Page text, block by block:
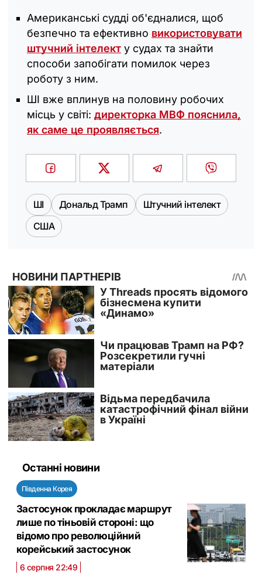
Американські судді об'єдналися, щоб
безпечно та ефективно використовувати
штучний інтелект у судах та знайти
способи запобігати помилок через
роботу з ним.
ШІ вже вплинув на половину робочих
місць у світі: директорка МВФ пояснила,
як саме це проявляється.
ШІ Дональд Трамп
Штучний інтелект
США
Останні новини
Південна Корея
Застосунок прокладає маршрут
лише по тіньовій стороні: що
відомо про революційний
корейський застосунок
6 серпня 22:49